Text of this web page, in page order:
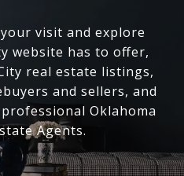
visit and explore
website has to offer,
real estate listings,
and sellers, and
Oklahoma
Agents.